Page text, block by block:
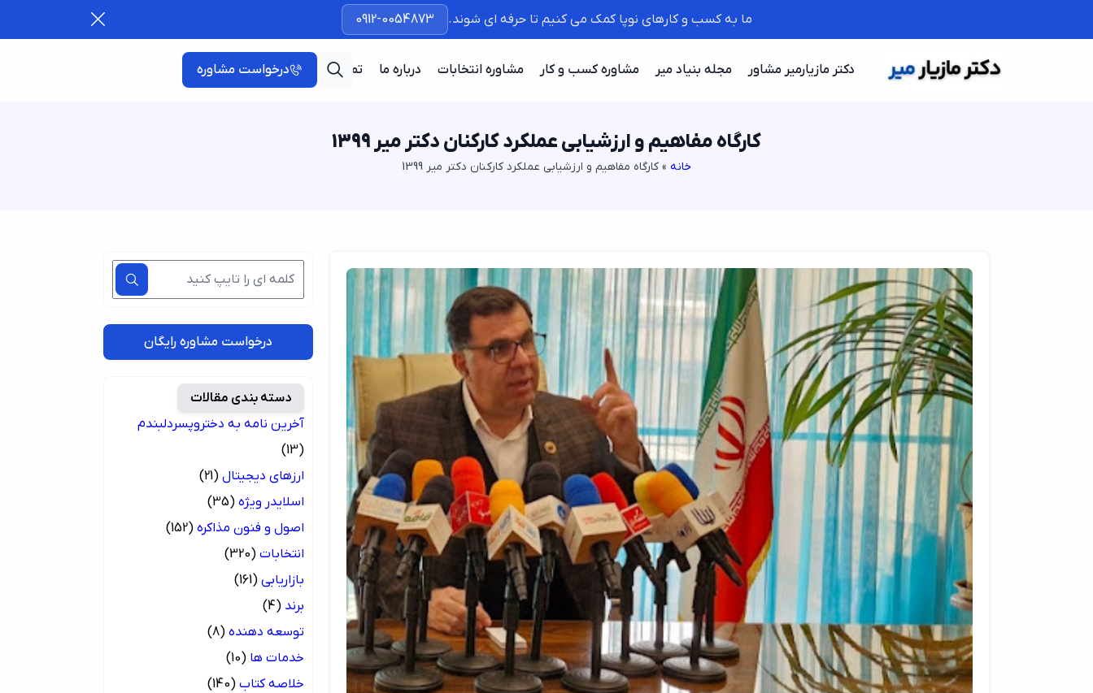
ما به کسب و کارهای نوپا کمک می کنیم تا حرفه ای شوند. 0912-0054873
دکتر مازیارمیر مشاور مجله بنیاد میر مشاوره کسب و کار مشاوره انتخابات درباره ما تماس با ما درخواست مشاوره
کارگاه مفاهیم و ارزشیابی عملکرد کارکنان دکتر میر 1399
خانه » کارگاه مفاهیم و ارزشیابی عملکرد کارکنان دکتر میر 1399
درخواست مشاوره رایگان
دسته بندی مقالات
آخرین نامه به دختروپسردلبندم
(13)
ارزهای دیجیتال (21)
اسلایدر ویژه (35)
اصول و فنون مذاکره (152)
انتخابات (320)
بازاریابی (161)
برند (4)
توسعه دهنده (8)
خدمات ها (10)
خلاصه کتاب (140)